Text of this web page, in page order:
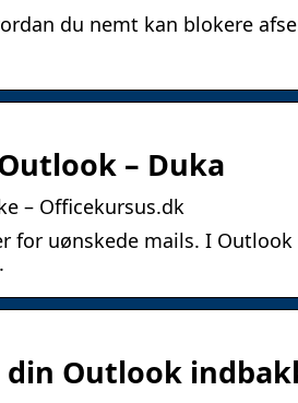
du nemt kan blokere
– Duka
– Officekursus.dk
uønskede mails. I Outlook
din Outlook